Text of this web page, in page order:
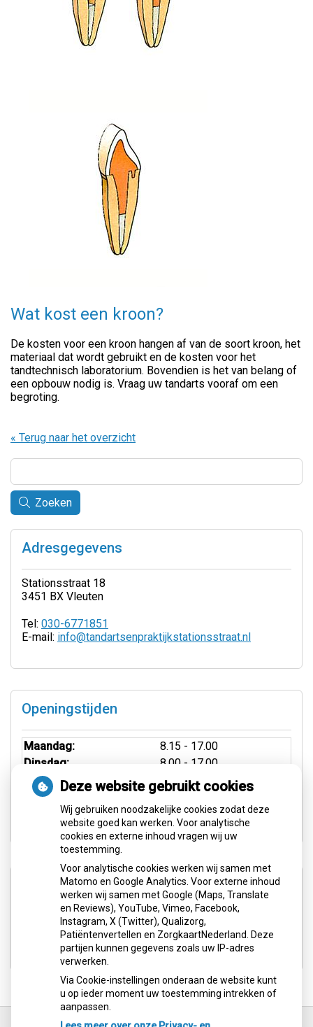
Wat kost een kroon?
De kosten voor een kroon hangen af van de soort kroon, het
materiaal dat wordt gebruikt en de kosten voor het
tandtechnisch laboratorium. Bovendien is het van belang of
een opbouw nodig is. Vraag uw tandarts vooraf om een
begroting.
« Terug naar het overzicht
Zoeken
Adresgegevens
Stationsstraat 18
3451 BX Vleuten
Tel: 030-6771851
E-mail: info@tandartsenpraktijkstationsstraat.nl
Openingstijden
Maandag:
8.15 - 17.00
Dinsdag:
8.00 - 17.00
Woensdag:
8.00 - 21.00
Donderdag:
Vrijdag:
8.30 - 16.00
Aangesloten bij:
Deze website gebruikt cookies
Wij gebruiken noodzakelijke cookies zodat deze
website goed kan werken. Voor analytische
cookies en externe inhoud vragen wij uw
toestemming.
Voor analytische cookies werken wij samen met
Matomo en Google Analytics. Voor externe inhoud
werken wij samen met Google (Maps, Translate
en Reviews), YouTube, Vimeo, Facebook,
Instagram, X (Twitter), Qualizorg,
Patiëntenvertellen en ZorgkaartNederland. Deze
partijen kunnen gegevens zoals uw IP-adres
verwerken.
Via Cookie-instellingen onderaan de website kunt
u op ieder moment uw toestemming intrekken of
aanpassen.